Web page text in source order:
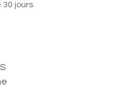
jours